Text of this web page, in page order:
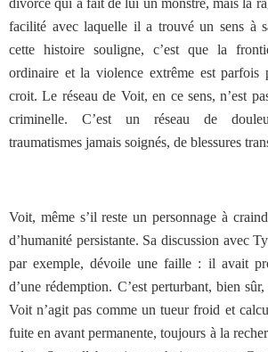
divorce qui a fait de lui un monstre, mais la
facilité avec laquelle il a trouvé un sens à
cette histoire souligne, c’est que la
ordinaire et la violence extrême est parfois
croit. Le réseau de Voit, en ce sens, n’est
criminelle. C’est un réseau de
traumatismes jamais soignés, de blessures
Voit, même s’il reste un personnage à
d’humanité persistante. Sa discussion avec
par exemple, dévoile une faille : il avait
d’une rédemption. C’est perturbant, bien
Voit n’agit pas comme un tueur froid et
fuite en avant permanente, toujours à la